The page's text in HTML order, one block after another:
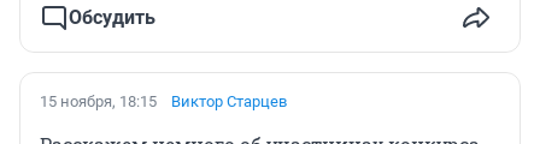
Обсудить
15 ноября, 18:15 Виктор Старцев